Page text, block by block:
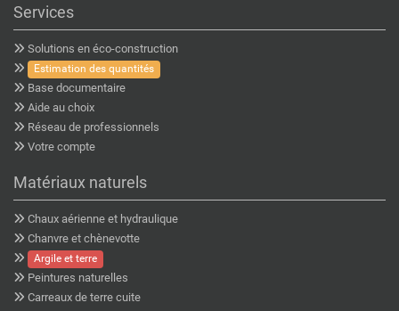
Services
Solutions en éco-construction
Estimation des quantités
Base documentaire
Aide au choix
Réseau de professionnels
Votre compte
Matériaux naturels
Chaux aérienne et hydraulique
Chanvre et chènevotte
Argile et terre
Peintures naturelles
Carreaux de terre cuite